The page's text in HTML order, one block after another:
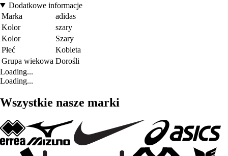
Dodatkowe informacje
Marka
adidas
Kolor
szary
Kolor
Szary
Płeć
Kobieta
Grupa wiekowa Dorośli
Loading...
Loading...
Wszystkie nasze marki